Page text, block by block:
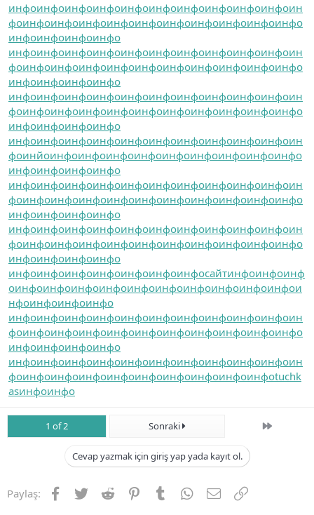
инфоинфоинфоинфоинфоинфоинфоинфоинфоинфоин
фоинфоинфоинфоинфоинфоинфоинфоинфоинфоинфо
инфоинфоинфоинфо
инфоинфоинфоинфоинфоинфоинфоинфоинфоинфоин
фоинфоинфоинфоинфоинфоинфоинфоинфоинфоинфо
инфоинфоинфоинфо
инфоинфоинфоинфоинфоинфоинфоинфоинфоинфоин
фоинфоинфоинфоинфоинфоинфоинфоинфоинфоинфо
инфоинфоинфоинфо
инфоинфоинфоинфоинфоинфоинфоинфоинфоинфоин
фоинйоинфоинфоинфоинфоинфоинфоинфоинфоинфо
инфоинфоинфоинфо
инфоинфоинфоинфоинфоинфоинфоинфоинфоинфоин
фоинфоинфоинфоинфоинфоинфоинфоинфоинфоинфо
инфоинфоинфоинфо
инфоинфоинфоинфоинфоинфоинфоинфоинфоинфоин
фоинфоинфоинфоинфоинфоинфоинфоинфоинфоинфо
инфоинфоинфоинфо
инфоинфоинфоинфоинфоинфоинфосайтинфоинфоинф
оинфоинфоинфоинфоинфоинфоинфоинфоинфоинфои
нфоинфоинфоинфо
инфоинфоинфоинфоинфоинфоинфоинфоинфоинфоин
фоинфоинфоинфоинфоинфоинфоинфоинфоинфоинфо
инфоинфоинфоинфо
инфоинфоинфоинфоинфоинфоинфоинфоинфоинфоин
фоинфоинфоинфоинфоинфоинфоинфоинфоинфоtuchk
asинфоинфо
1 of 2 Sonraki Son
Cevap yazmak için giriş yap yada kayıt ol.
Paylaş: Facebook
TwitterReddit PinterestTumblrWhatsApp
E-postaLink